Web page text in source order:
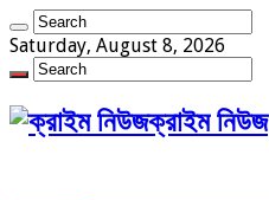
Saturday, August 8, 2026
ক্রাইম নিউজ